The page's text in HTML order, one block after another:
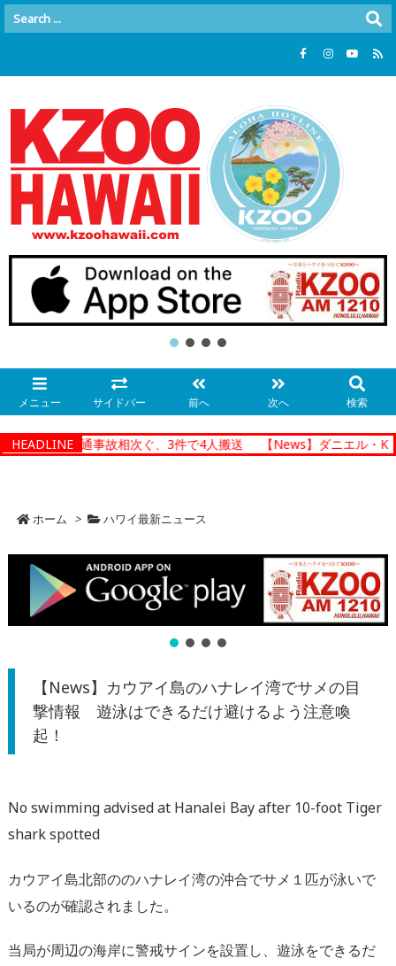
メニュー サイドバー 前へ 次へ 検索
HEADLINE
で朝の交通事故相次ぐ、3件で4人搬送 【News】ダニエル・K
ホーム > ハワイ最新ニュース
【News】カウアイ島のハナレイ湾でサメの目
撃情報 遊泳はできるだけ避けるよう注意喚
起！
No swimming advised at Hanalei Bay after 10-foot Tiger
shark spotted
カウアイ島北部ののハナレイ湾の沖合でサメ１匹が泳いで
いるのが確認されました。
当局が周辺の海岸に警戒サインを設置し、遊泳をできるだ